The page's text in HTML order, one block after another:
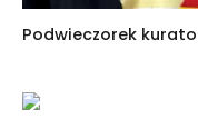
Podwieczorek